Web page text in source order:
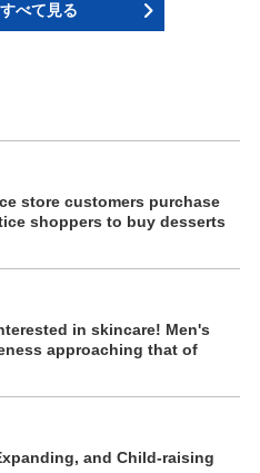
べて見る
store customers purchase
shoppers to buy desserts
in skincare! Men's
approaching that of
and Child-raising